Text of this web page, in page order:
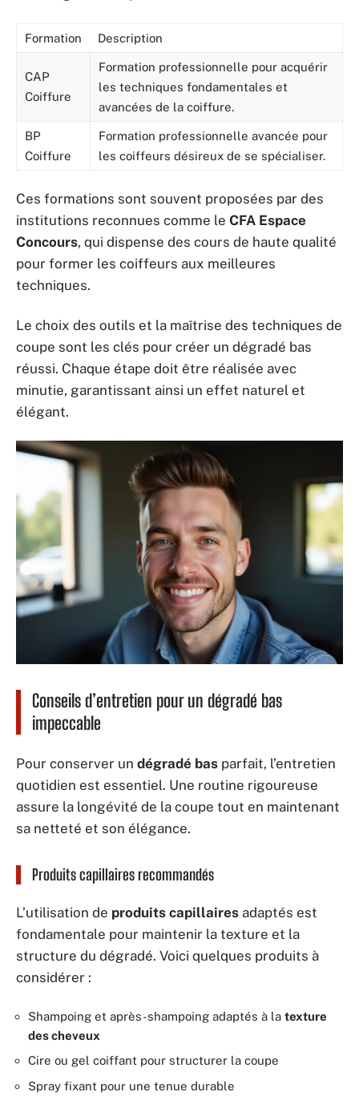
Formation Description
CAP
Coiffure
Formation professionnelle pour acquérir
les techniques fondamentales et
avancées de la coiffure.
BP
Coiffure
Formation professionnelle avancée pour
les coiffeurs désireux de se spécialiser.
Ces formations sont souvent proposées par des
institutions reconnues comme le CFA Espace
Concours, qui dispense des cours de haute qualité
pour former les coiffeurs aux meilleures
techniques.
Le choix des outils et la maîtrise des techniques de
coupe sont les clés pour créer un dégradé bas
réussi. Chaque étape doit être réalisée avec
minutie, garantissant ainsi un effet naturel et
élégant.
Conseils d’entretien pour un dégradé bas
impeccable
Pour conserver un dégradé bas parfait, l’entretien
quotidien est essentiel. Une routine rigoureuse
assure la longévité de la coupe tout en maintenant
sa netteté et son élégance.
Produits capillaires recommandés
L’utilisation de produits capillaires adaptés est
fondamentale pour maintenir la texture et la
structure du dégradé. Voici quelques produits à
considérer :
Shampoing et après-shampoing adaptés à la texture
des cheveux
Cire ou gel coiffant pour structurer la coupe
Spray fixant pour une tenue durable